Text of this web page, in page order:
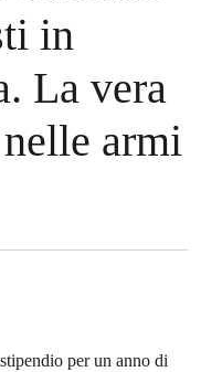
in
La vera
armi
per un anno di